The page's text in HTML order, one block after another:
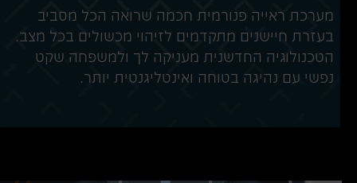
מערכת ראייה פנורמית חכמה שרואה הכל מסביב
בעזרת חיישנים מתקדמים לזיהוי מכשולים בכל מצב.
הטכנולוגיה החדשנית מעניקה לך ולמשפחה שקט
נפשי עם נהיגה בטוחה ואינטליגנטית יותר.